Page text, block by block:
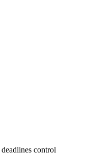
deadlines control